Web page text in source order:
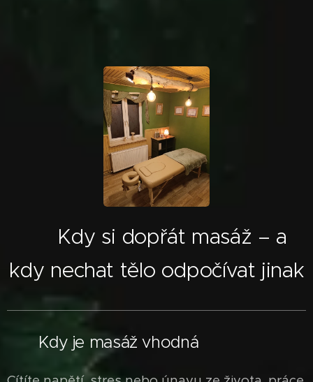
🌸 Kdy si dopřát masáž – a
kdy nechat tělo odpočívat jinak
Kdy je masáž vhodná